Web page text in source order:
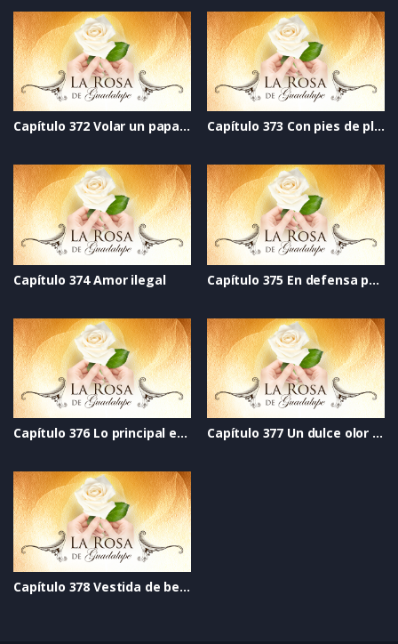
Capítulo 372 Volar un papalote Capítulo 373 Con pies de plomo
Capítulo 374 Amor ilegal Capítulo 375 En defensa propia
Capítulo 376 Lo principal en la vida Capítulo 377 Un dulce olor a rosas
Capítulo 378 Vestida de besos